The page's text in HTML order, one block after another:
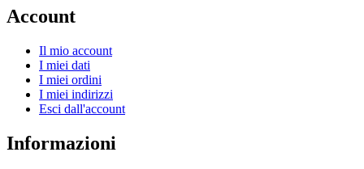
Account
Il mio account
I miei dati
I miei ordini
I miei indirizzi
Esci dall'account
Informazioni